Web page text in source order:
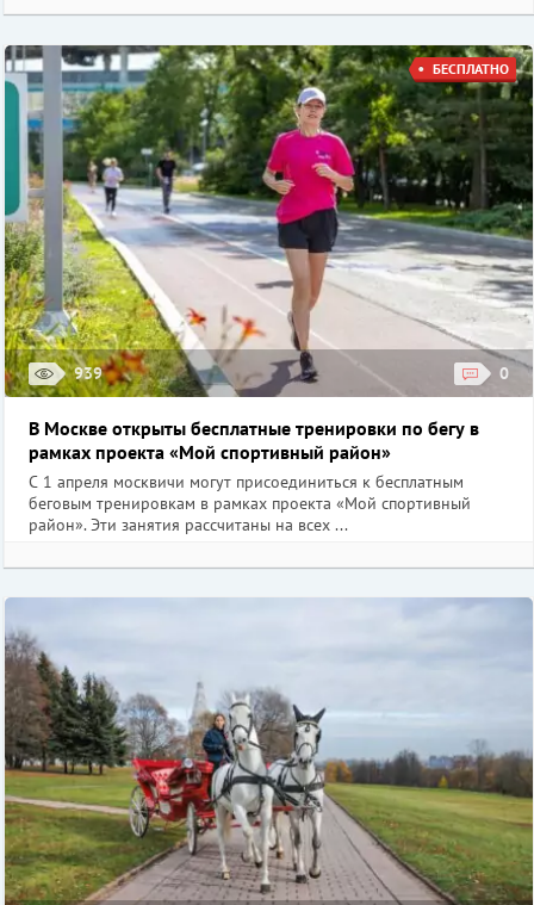
939 0
БЕСПЛАТНО
В Москве открыты бесплатные тренировки по бегу в
рамках проекта «Мой спортивный район»
С 1 апреля москвичи могут присоединиться к бесплатным
беговым тренировкам в рамках проекта «Мой спортивный
район». Эти занятия рассчитаны на всех ...